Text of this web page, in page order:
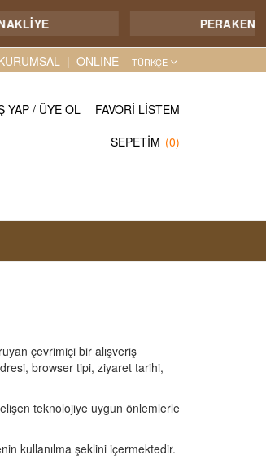
PERAKENDE
ONLINE TÜRKÇE
YAP / ÜYE OL
FAVORI LISTEM
SEPETIM (0)
çevrimiçi bir alışveriş
browser tipi, ziyaret tarihi,
teknolojiye uygun önlemlerle
kullanılma şeklini içermektedir.